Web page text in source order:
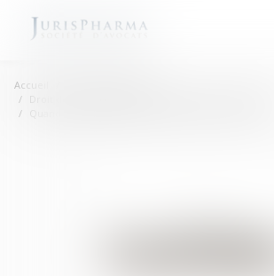
Accueil
Droit des sociétés commerciales et professionnelles
Quand le soupçon pèse sur l'entreprise - Les Echos